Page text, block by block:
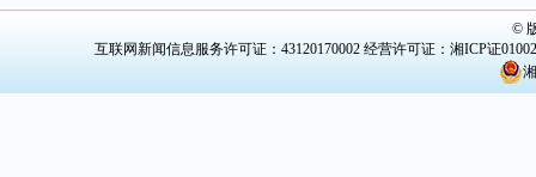
©
互联网新闻信息服务许可证：43120170002 经营许可证：湘ICP证